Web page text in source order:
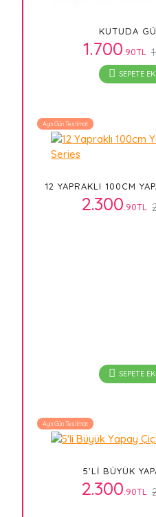
KUTUDA
1.700 .90TL
SEPETE
Aynı Gün Teslimat
12 YAPRAKLI 100CM
2.300 .90TL
SEPETE
Aynı Gün Teslimat
5'LI BÜYÜK
2.300 .90TL